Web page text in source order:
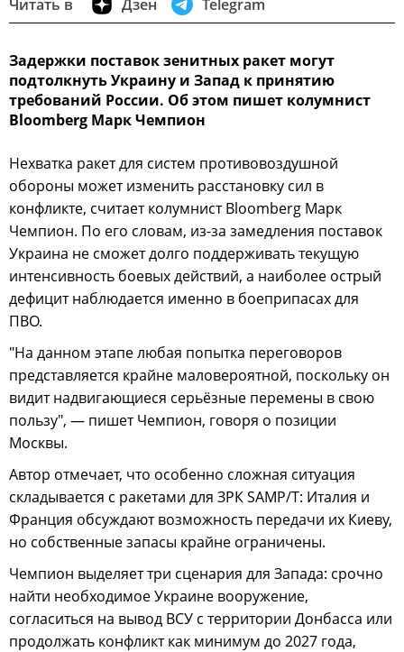
Читать в Дзен Telegram
Задержки поставок зенитных ракет могут
подтолкнуть Украину и Запад к принятию
требований России. Об этом пишет колумнист
Bloomberg Марк Чемпион
Нехватка ракет для систем противовоздушной
обороны может изменить расстановку сил в
конфликте, считает колумнист Bloomberg Марк
Чемпион. По его словам, из-за замедления поставок
Украина не сможет долго поддерживать текущую
интенсивность боевых действий, а наиболее острый
дефицит наблюдается именно в боеприпасах для
ПВО.
"На данном этапе любая попытка переговоров
представляется крайне маловероятной, поскольку он
видит надвигающиеся серьёзные перемены в свою
пользу", — пишет Чемпион, говоря о позиции
Москвы.
Автор отмечает, что особенно сложная ситуация
складывается с ракетами для ЗРК SAMP/T: Италия и
Франция обсуждают возможность передачи их Киеву,
но собственные запасы крайне ограничены.
Чемпион выделяет три сценария для Запада: срочно
найти необходимое Украине вооружение,
согласиться на вывод ВСУ с территории Донбасса или
продолжать конфликт как минимум до 2027 года,